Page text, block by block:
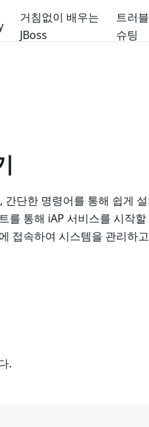
거침없이 배우는
JBoss
트러블
슈팅
단한 명령어를 통해 쉽게
를 통해 iAP 서비스를 시작
접속하여 시스템을 관리하
.